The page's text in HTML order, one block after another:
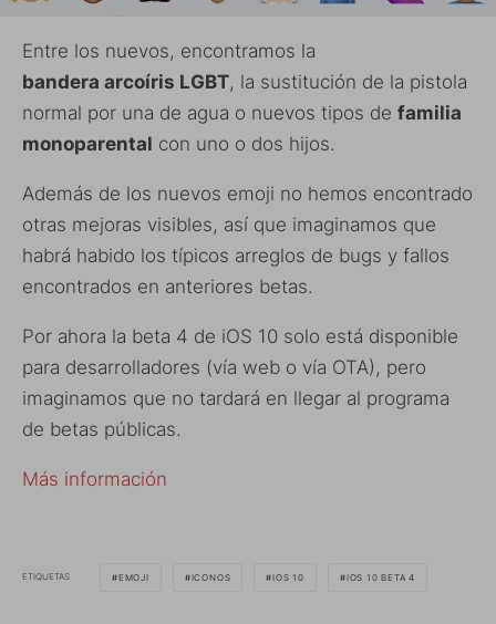
Entre los nuevos, encontramos la
bandera arcoíris LGBT, la sustitución de la pistola
normal por una de agua o nuevos tipos de familia
monoparental con uno o dos hijos.
Además de los nuevos emoji no hemos encontrado
otras mejoras visibles, así que imaginamos que
habrá habido los típicos arreglos de bugs y fallos
encontrados en anteriores betas.
Por ahora la beta 4 de iOS 10 solo está disponible
para desarrolladores (vía web o vía OTA), pero
imaginamos que no tardará en llegar al programa
de betas públicas.
Más información
ETIQUETAS EMOJI ICONOS IOS 10 IOS 10 BETA 4